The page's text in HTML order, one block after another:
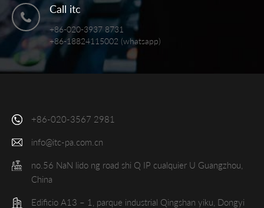
Call itc
+86-020-3937 8731
+86-18824115002 (whatsapp)
+86-020-3567 2981
info@itc-pa.com.cn
no.56 NaN lido ng road shi Q IP cualquier U Guangzhou,
China
Edificio A13 – 1, parque industrial Qingshan yiku, Dongyi